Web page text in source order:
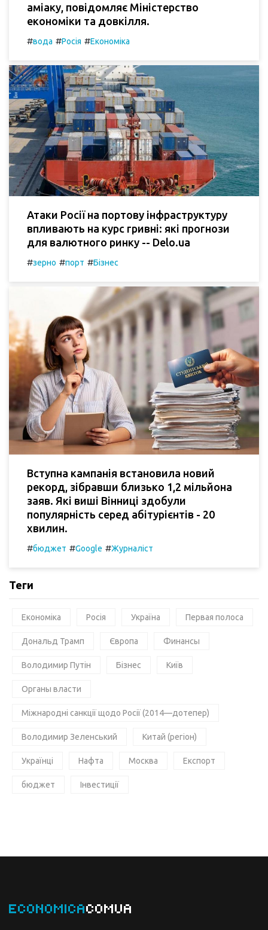
аміаку, повідомляє Міністерство
економіки та довкілля.
#вода #Росія #Економіка
Атаки Росії на портову інфраструктуру
впливають на курс гривні: які прогнози
для валютного ринку -- Delo.ua
#зерно #порт #Бізнес
Вступна кампанія встановила новий
рекорд, зібравши близько 1,2 мільйона
заяв. Які виші Вінниці здобули
популярність серед абітурієнтів - 20
хвилин.
#бюджет #Google #Журналіст
Теги
Економіка Росія Україна Первая полоса
Дональд Трамп Європа Финансы
Володимир Путін Бізнес Київ
Органы власти
Міжнародні санкції щодо Росії (2014—дотепер)
Володимир Зеленський Китай (регіон)
Українці Нафта Москва Експорт
бюджет Інвестиції
ECONOMICACOMUA